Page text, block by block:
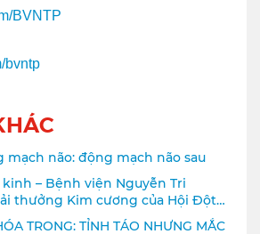
BVNTP
bvntp
mạch não: động mạch não sau
kinh – Bệnh viện Nguyễn Tri
thưởng Kim cương của Hội Đột
TRONG: TỈNH TÁO NHƯNG MẮC